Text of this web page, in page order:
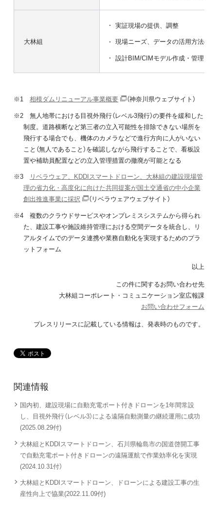
大林組
実証現場の提供、調整
現場ニーズ、データの活用方法の
設計BIM/CIMモデル作成・管理
※1 相模ダムリニューアル事業概要
（神奈川県ウェブサイト）
※2 無人地帯における目視外飛行（レベル3飛行）の要件を緩和した
制度。道路横断など第三者の立入可能性を排除できない場所を
飛行する場合でも、機体のカメラなどで進行方向に人がいない
こと（無人であること）を確認しながら飛行することで、看板設
置や補助員配置などの立入管理措置の撤廃が可能となる
※3
リベラウェア、KDDIスマートドローン、大林組の建設現場管
理の省力化・高度化に向けた共同提案が国土交通省の中小企業
創出推進事業に採択
（リベラウェアウェブサイト）
※4 複数のクラウドサービスやオンプレミスシステムから得られ
た、建設工事や施設維持管理における空間データを統合し、リ
アルタイムでのデータ連携や業務自動化を実現するためのプラ
ットフォーム
以上
この件に関するお問い合わせ先
大林組コーポレート・コミュニケーション室広報課
お問い合わせフォーム
プレスリリースに記載している情報は、 発表時のものです。
関連情報
国内初、建設現場に自動充電ポート付きドローンを1年間常設
し、目視外飛行（レベル3）による遠隔自動測量の継続運用に成功
(2025.08.29付)
大林組とKDDIスマートドローン、石川県輪島市の国道啓開工事
で自動充電ポート付きドローンの遠隔運航で作業効率化を実現
(2024.10.31付）
大林組とKDDIスマートドローン、ドローンによる建設工事の生
産性向上で協業(2022.11.09付)